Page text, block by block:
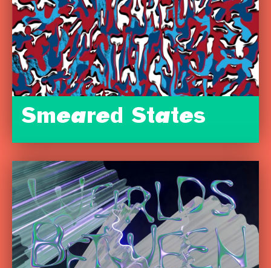
Smeared States